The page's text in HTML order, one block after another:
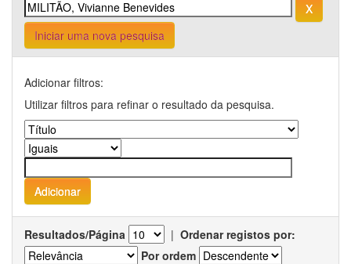
Iniciar uma nova pesquisa
Adicionar filtros:
Utilizar filtros para refinar o resultado da pesquisa.
Resultados/Página | Ordenar registos por:
Por ordem